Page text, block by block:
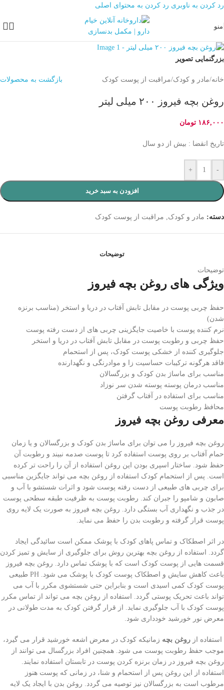
رد کردن به ناوبری رد کردن به محتوای اصلی
منو
بزرگنمایی تصویر
خانه/مادر و کودک/مراقبت از پوست کودک بازگشت به محصولات
روغن بچه فیروز ۲۰۰ میلی لیتر
۱۸۶,۰۰۰ تومان
تاریخ انقضا : بیش از دو سال
-
+
افزودن به سبد خرید
دسته: مادر و کودک مراقبت از پوست کودک
توضیحات
توضیحات
ویژگی های روغن بچه فیروز
حفظ چربی پوست در مقابل تابش آفتاب در دریا و استخر (مناسب برنزه
شدن)
نرم کننده پوست با خاصیت جایگزینی چربی های از دست رفته پوست
حفظ چربی و رطوبت پوست در مقابل تابش آفتاب در دریا و استخر
جلوگیری کننده از خشکی پوست کودک، پس از استحمام
فاقد هرگونه ترکیبات حساسیت زا و موادرنگی و نگهدارنده
مناسب برای ماساژ بدن کودک و بزرگسالان
مناسب درمان پوسته پوسته شدن سر نوزاد
مناسب برای استفاده در آفتاب گرفتن
محافظ رطوبت پوست
معرفی روغن بچه فیروز
روغن بچه فیروز را می توان برای ماساژ بدن کودک و بزرگسالان و یا زمان
حمام آفتاب بر روی پوست استفاده کرد تا پوست صدمه نبیند و رطوبت آن
حفظ شود. ساختار اسپری بودن این روغن استفاده از آن را راحت تر کرده
است. پس از استحمام کودک استفاده از روغن بچه می تواند جایگزین مناسبی
برای چربی های طبیعی از دست رفته پوست شود و اثرات شستشو با آب و
صابون و شامپو را جبران کند. رطوبت پوست به ظرفیت طبقه سطحی پوست
در جذب و نگهداری آب بستگی دارد. روغن بچه فیروز به صورت یک لایه روی
پوست قرار گرفته و رطوبت بدن را حفظ می نماید.
در اثر اصطکاک و تماس پاهای کودک با پوشک ممکن است سائیدگی ایجاد
گردد. استفاده از روغن بچه بهترین روش برای جلوگیری از سایش و تمیز کردن
قسمت هایی از پوست کودک است که با پوشک تماس دارد. روغن بچه فیروز
باعث کاهش سایش و اصطکاک پوست کودک با پوشک می شود. PH طبیعی
پوست کودک کمی اسیدی است و بنابراین حتی شستشوی مکرر با آب می
تواند باعث تحریک پوستی گردد. استفاده از روغن بچه می تواند از تماس مکرر
پوست کودک با آب جلوگیری نماید. از قرار گرفتن کودک به مدت طولانی در
معرض نور خورشید خودداری شود.
استفاده از روغن بچه زمانیکه کودک در معرض اشعه خورشید قرار می گیرد،
موجب حفظ رطوبت پوست می شود. همچنین افراد بزرگسال می توانند از
روغن بچه فیروز در زمان برنزه کردن پوست در تابستان استفاده نمایند.
استفاده از این روغن پس از استحمام و شنا، در زمانی که پوست هنوز
مرطوب است به بزرگسالان نیز توصیه می گردد. روغن بدن با ایجاد یک لایه